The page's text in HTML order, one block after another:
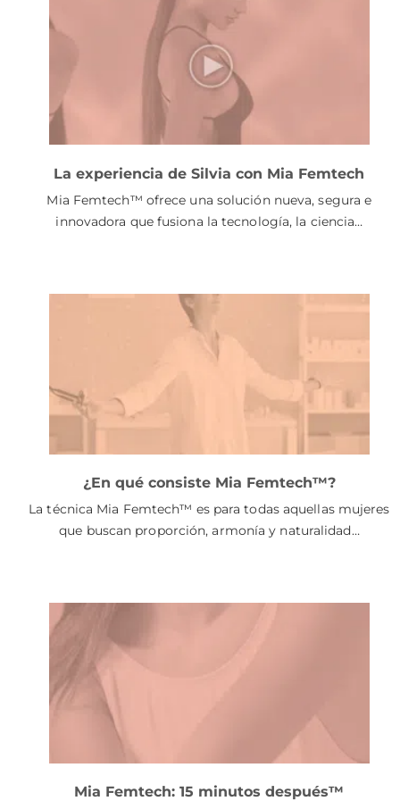
La experiencia de Silvia con Mia Femtech
Mia Femtech™ ofrece una solución nueva, segura e
innovadora que fusiona la tecnología, la ciencia…
¿En qué consiste Mia Femtech™?
La técnica Mia Femtech™ es para todas aquellas mujeres
que buscan proporción, armonía y naturalidad…
Mia Femtech: 15 minutos después™